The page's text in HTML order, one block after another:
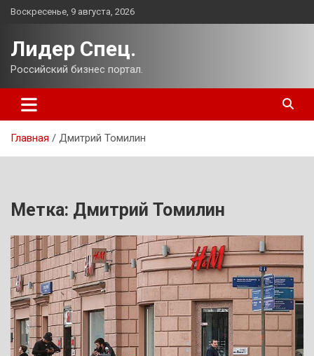
Перейти
Воскресенье, 9 августа, 2026
Лидер Спец.
Российский бизнес портал.
Главная Дмитрий Томилин
Метка: Дмитрий Томилин